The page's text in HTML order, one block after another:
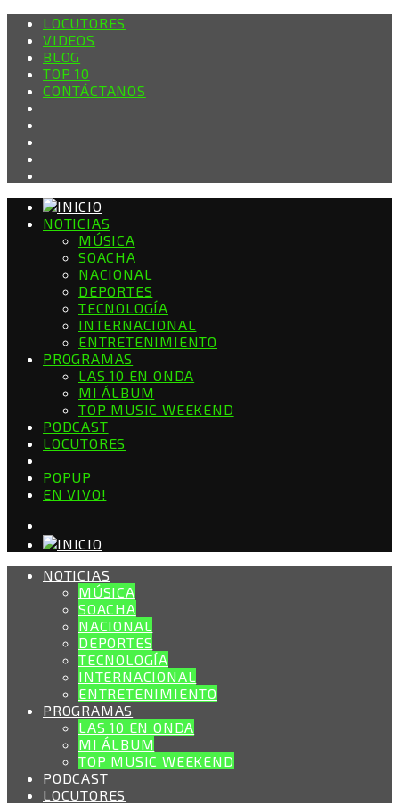
LOCUTORES
VIDEOS
BLOG
TOP 10
CONTÁCTANOS
NOTICIAS
MÚSICA
SOACHA
NACIONAL
DEPORTES
TECNOLOGÍA
INTERNACIONAL
ENTRETENIMIENTO
PROGRAMAS
LAS 10 EN ONDA
MI ÁLBUM
TOP MUSIC WEEKEND
PODCAST
LOCUTORES
POPUP
EN VIVO!
NOTICIAS
MÚSICA
SOACHA
NACIONAL
DEPORTES
TECNOLOGÍA
INTERNACIONAL
ENTRETENIMIENTO
PROGRAMAS
LAS 10 EN ONDA
MI ÁLBUM
TOP MUSIC WEEKEND
PODCAST
LOCUTORES